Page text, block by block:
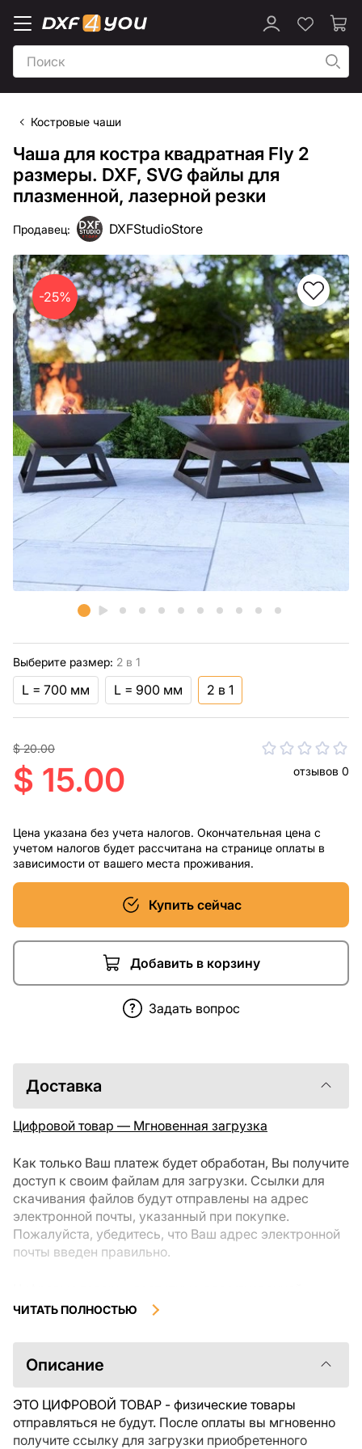
Костровые чаши
Чаша для костра квадратная Fly 2
размеры. DXF, SVG файлы для
плазменной, лазерной резки
Продавец: DXFStudioStore
-25%
Выберите размер: 2 в 1
L = 700 мм L = 900 мм 2 в 1
$ 20.00
$ 15.00 отзывов 0
Цена указана без учета налогов. Окончательная цена с
учетом налогов будет рассчитана на странице оплаты в
зависимости от вашего места проживания.
Купить сейчас
Добавить в корзину
Задать вопрос
Доставка
Цифровой товар — Мгновенная загрузка
Как только Ваш платеж будет обработан, Вы получите
доступ к своим файлам для загрузки. Ссылки для
скачивания файлов будут отправлены на адрес
электронной почты, указанный при покупке.
Пожалуйста, убедитесь, что Ваш адрес электронной
почты введен правильно.
загрузки, не подлежат возврату или обмену после их
ознакомиться с описанием товара и задать все
интересующие Вас вопросы перед покупкой. Если у
свяжитесь с продавцом напрямую.
ЧИТАТЬ ПОЛНОСТЬЮ
Описание
ЭТО ЦИФРОВОЙ ТОВАР - физические товары
отправляться не будут. После оплаты вы мгновенно
получите ссылку для загрузки приобретенного